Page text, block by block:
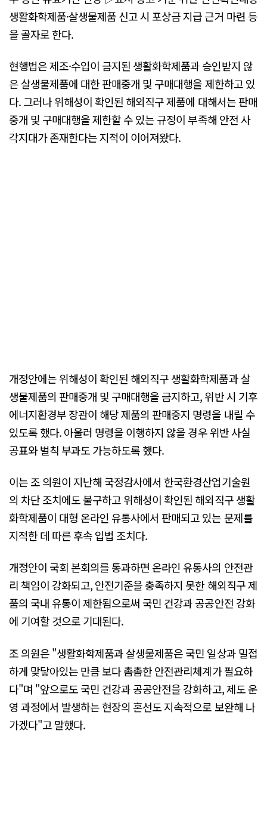
생활화학제품·살생물제품 신고 시 포상금 지급 근거 마련 등
을 골자로 한다.
현행법은 제조·수입이 금지된 생활화학제품과 승인받지 않
은 살생물제품에 대한 판매중개 및 구매대행을 제한하고 있
다. 그러나 위해성이 확인된 해외직구 제품에 대해서는 판매
중개 및 구매대행을 제한할 수 있는 규정이 부족해 안전 사
각지대가 존재한다는 지적이 이어져왔다.
개정안에는 위해성이 확인된 해외직구 생활화학제품과 살
생물제품의 판매중개 및 구매대행을 금지하고, 위반 시 기후
에너지환경부 장관이 해당 제품의 판매중지 명령을 내릴 수
있도록 했다. 아울러 명령을 이행하지 않을 경우 위반 사실
공표와 벌칙 부과도 가능하도록 했다.
이는 조 의원이 지난해 국정감사에서 한국환경산업기술원
의 차단 조치에도 불구하고 위해성이 확인된 해외직구 생활
화학제품이 대형 온라인 유통사에서 판매되고 있는 문제를
지적한 데 따른 후속 입법 조치다.
개정안이 국회 본회의를 통과하면 온라인 유통사의 안전관
리 책임이 강화되고, 안전기준을 충족하지 못한 해외직구 제
품의 국내 유통이 제한됨으로써 국민 건강과 공공안전 강화
에 기여할 것으로 기대된다.
조 의원은 "생활화학제품과 살생물제품은 국민 일상과 밀접
하게 맞닿아있는 만큼 보다 촘촘한 안전관리체계가 필요하
다"며 "앞으로도 국민 건강과 공공안전을 강화하고, 제도 운
영 과정에서 발생하는 현장의 혼선도 지속적으로 보완해 나
가겠다"고 말했다.